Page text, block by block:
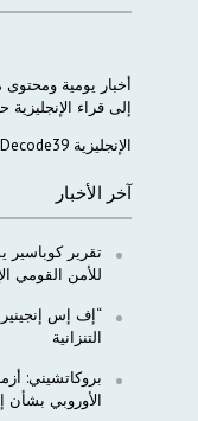
أخبار يومية ومحتوى
إلى قراء الإنجليزية
الإنجليزية Decode39>
آخر الأخبار
تقرير كوباسير
للأمن القومي
“إف إس
التنزانية
بروكاتشيني:
الأوروبي بشأن